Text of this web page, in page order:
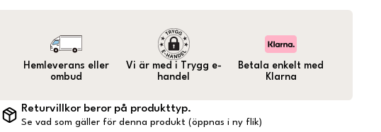
Hemleverans eller
ombud
Vi är med i Trygg e-
handel
Betala enkelt med
Klarna
Returvillkor beror på produkttyp.
Se vad som gäller för denna produkt (öppnas i ny flik)